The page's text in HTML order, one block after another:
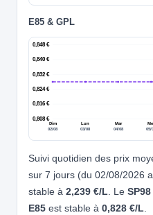
E85 & GPL
0,808 €
0,816 €
0,824 €
0,832 €
0,840 €
0,848 €
Dim
02/08
Lun
03/08
Mar
04/08
05/
Suivi quotidien des prix
sur 7 jours (du 02/08/2026
stable à 2,239 €/L. Le SP98
E85 est stable à 0,828 €/L.